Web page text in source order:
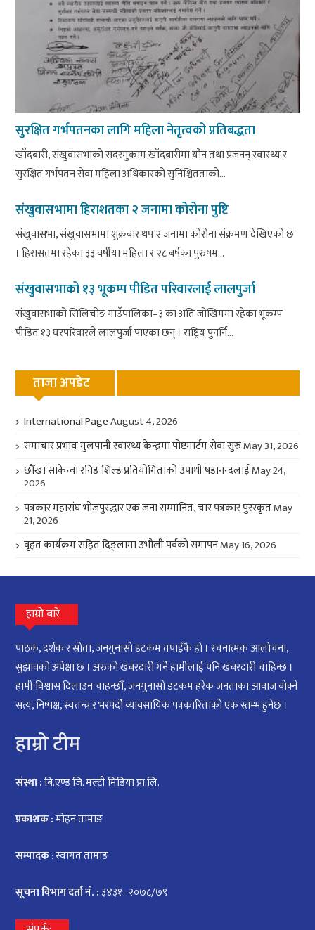
सुरक्षित गर्भपतनका लागि महिला नेतृत्वको प्रतिबद्धता
खाँदबारी, संखुवासभाको सदरमुकाम खाँदबारीमा यौन तथा प्रजनन् स्वास्थ्य र
सुरक्षित गर्भपतन सेवा महिला अधिकारको सुनिश्चितताको...
संखुवासभामा हिराशतका २ जनामा कोरोना पुष्टि
संखुवासभा, संखुवासभामा शुक्रबार थप २ जनामा कोरोना संक्रमण देखिएको छ
। हिरासतमा रहेका ३३ वर्षीया महिला र २८ बर्षका पुरुषम...
संखुवासभाको १३ भूकम्प पीडित परिवारलाई लालपुर्जा
संखुवासभाको सिलिचोङ गाउँपालिका–३ का अति जोखिममा रहेका भूकम्प
पीडित १३ घरपरिवारले लालपुर्जा पाएका छन् । राष्ट्रिय पुनर्नि...
ताजा अपडेट
International PageAugust 4, 2026
समाचार प्रभावः मुलपानी स्वास्थ्य केन्द्रमा पोष्टमार्टम सेवा सुरुMay 31, 2026
छौँखा साकेन्वा रनिङ शिल्ड प्रतियोगिताको उपाधी षडानन्दलाईMay 24,
2026
पत्रकार महासंघ भोजपुरद्धार एक जना सम्मानित, चार पत्रकार पुरस्कृतMay
21, 2026
वृहत कार्यक्रम सहित दिङ्लामा उभौली पर्वको समापनMay 16, 2026
हाम्रो बारे
पाठक, दर्शक र स्रोता, जनगुनासो डटकम तपाईंकै हो । रचनात्मक आलोचना,
सुझावको अपेक्षा छ । अरुको खबरदारी गर्ने हामीलाई पनि खबरदारी चाहिन्छ ।
हामी विश्वास दिलाउन चाहन्छौँ, जनगुनासो डटकम हरेक जनताका आवाज बोक्ने
सत्य, निष्पक्ष, स्वतन्त्र र भरपर्दो व्यावसायिक पत्रकारिताको एक स्तम्भ हुनेछ ।
हाम्रो टीम
संस्था :बि.एण्ड जि. मल्टी मिडिया प्रा.लि.
प्रकाशक :मोहन तामाङ
सम्पादक: स्वागत तामाङ
सूचना विभाग दर्ता नं. : ३४३१–२०७८/७९